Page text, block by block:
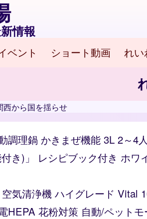
情報
ベント ショート動画 れい
西から国を揺らせ
調理鍋 かきまぜ機能 3L 2～4
き)」 レシピブック付き ホワ
気清浄機 ハイグレード Vital
HEPA 花粉対策 自動/ペットモ